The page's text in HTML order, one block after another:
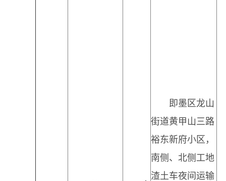
即墨区龙山
街道黄甲山三路
裕东新府小区，
南侧、北侧工地
渣土车夜间运输